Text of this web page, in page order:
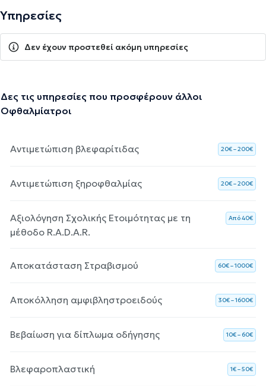
Υπηρεσίες
Δεν έχουν προστεθεί ακόμη υπηρεσίες
Δες τις υπηρεσίες που προσφέρουν άλλοι
Οφθαλμίατροι
Αντιμετώπιση βλεφαρίτιδας 20€ – 200€
Αντιμετώπιση ξηροφθαλμίας 20€ – 200€
Αξιολόγηση Σχολικής Ετοιμότητας με τη
μέθοδο R.A.D.A.R.
Aπό 40€
Αποκατάσταση Στραβισμού 60€ – 1000€
Αποκόλληση αμφιβληστροειδούς 30€ – 1600€
Βεβαίωση για δίπλωμα οδήγησης 10€ – 60€
Βλεφαροπλαστική 1€ – 50€